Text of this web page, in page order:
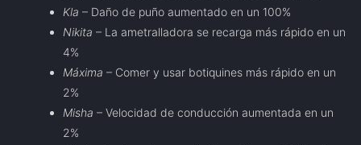
Kla – Daño de puño aumentado en un 100%
Nikita – La ametralladora se recarga más rápido en un
4%
Máxima – Comer y usar botiquines más rápido en un
2%
Misha – Velocidad de conducción aumentada en un
2%